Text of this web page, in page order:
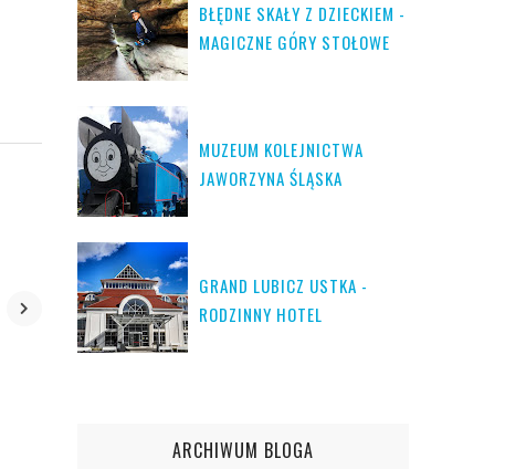
BŁĘDNE SKAŁY Z DZIECKIEM -
MAGICZNE GÓRY STOŁOWE
MUZEUM KOLEJNICTWA
JAWORZYNA ŚLĄSKA
GRAND LUBICZ USTKA -
RODZINNY HOTEL
ARCHIWUM BLOGA